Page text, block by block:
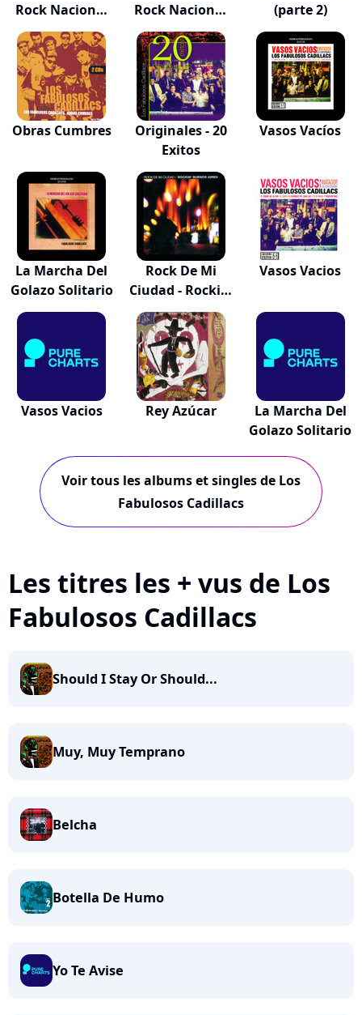
Rock Nacional
(1...
Rock Nacional
"...
(parte 2)
Obras Cumbres
Originales - 20
Exitos
Vasos Vacíos
La Marcha Del
Golazo Solitario
Rock De Mi
Ciudad - Rockin'
B...
Vasos Vacios
Vasos Vacios Rey Azúcar
La Marcha Del
Golazo Solitario
Voir tous les albums et singles de Los
Fabulosos Cadillacs
Les titres les + vus de Los
Fabulosos Cadillacs
Should I Stay Or Should...
Muy, Muy Temprano
Belcha
Botella De Humo
Yo Te Avise